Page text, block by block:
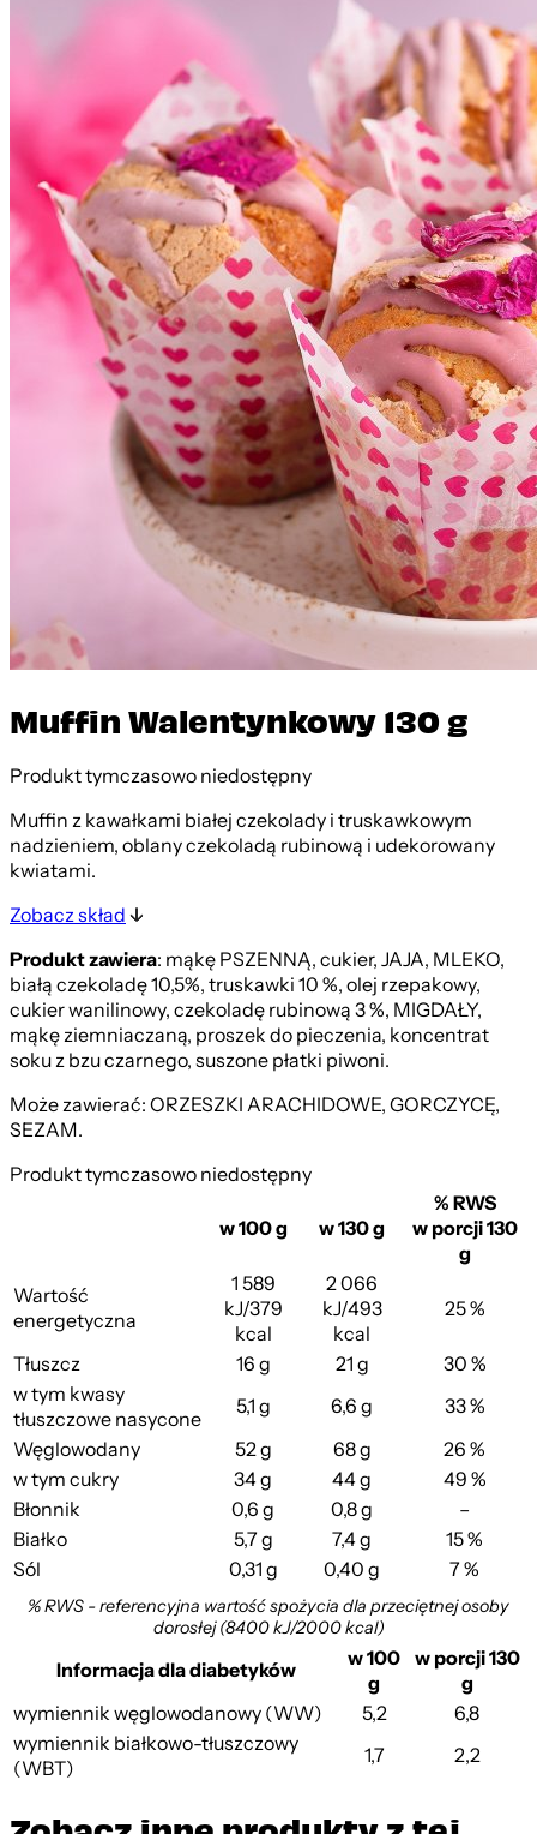
Muffin Walentynkowy 130 g
Produkt tymczasowo niedostępny
Muffin z kawałkami białej czekolady i truskawkowym
nadzieniem, oblany czekoladą rubinową i udekorowany
kwiatami.
Zobacz skład
Produkt zawiera: mąkę PSZENNĄ, cukier, JAJA, MLEKO,
białą czekoladę 10,5%, truskawki 10 %, olej rzepakowy,
cukier wanilinowy, czekoladę rubinową 3 %, MIGDAŁY,
mąkę ziemniaczaną, proszek do pieczenia, koncentrat
soku z bzu czarnego, suszone płatki piwoni.
Może zawierać: ORZESZKI ARACHIDOWE, GORCZYCĘ,
SEZAM.
Produkt tymczasowo niedostępny
w 100 g w 130 g
% RWS
w porcji 130
g
Wartość
energetyczna
1 589
kJ/379
kcal
2 066
kJ/493
kcal
25 %
Tłuszcz 16 g 21 g
30 %
w tym kwasy
tłuszczowe nasycone
5,1 g 6,6 g
33 %
Węglowodany
52 g 68 g
26 %
w tym cukry
34 g 44 g
49 %
Błonnik
0,6 g 0,8 g
–
Białko
5,7 g 7,4 g
15 %
Sól
0,31 g 0,40 g 7 %
% RWS - referencyjna wartość spożycia dla przeciętnej osoby
dorosłej (8400 kJ/2000 kcal)
Informacja dla diabetyków
w 100
g
w porcji 130
g
wymiennik węglowodanowy (WW)
5,2
6,8
wymiennik białkowo-tłuszczowy
(WBT)
1,7 2,2